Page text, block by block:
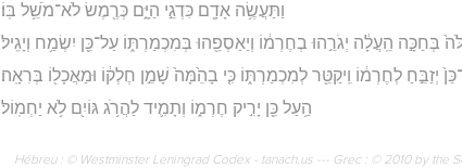
וַתַּעֲשֶׂ֥ה אָדָ֖ם כִּדְגֵ֣י הַיָּ֑ם כְּרֶ֖מֶשׂ לֹא־מֹשֵׁ֥ל בּֽוֹ׃
בְּחַכָּ֣ה הֵֽעֲלָ֔ה יְגֹרֵ֣הוּ בְחֶרְמ֔וֹ וְיַאַסְפֵ֖הוּ בְּמִכְמַרְתּ֑וֹ עַל־כֵּ֖ן יִשְׂמַ֥ח וְיָגִֽיל׃
יְזַבֵּ֣חַ לְחֶרְמ֔וֹ וִֽיקַטֵּ֖ר לְמִכְמַרְתּ֑וֹ כִּ֤י בָהֵ֙מָּה֙ שָׁמֵ֣ן חֶלְק֔וֹ וּמַאֲכָל֖וֹ בְּרִאָֽה׃
הַ֥עַל כֵּ֖ן יָרִ֣יק חֶרְמ֑וֹ וְתָמִ֛יד לַהֲרֹ֥ג גּוֹיִ֖ם לֹ֥א יַחְמֽוֹל׃
Hébreu : © Westminster Leningrad Codex - tanach.us --- Grec : © 2010 by the